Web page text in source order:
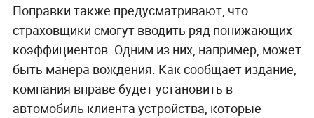
Поправки также предусматривают, что
страховщики смогут вводить ряд понижающих
коэффициентов. Одним из них, например, может
быть манера вождения. Как сообщает издание,
компания вправе будет установить в
автомобиль клиента устройства, которые